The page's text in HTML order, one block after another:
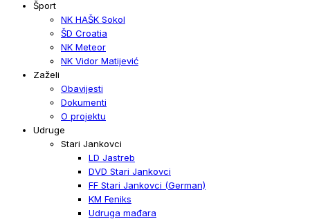
Šport
NK HAŠK Sokol
ŠD Croatia
NK Meteor
NK Vidor Matijević
Zaželi
Obavijesti
Dokumenti
O projektu
Udruge
Stari Jankovci
LD Jastreb
DVD Stari Jankovci
FF Stari Jankovci (German)
KM Feniks
Udruga mađara